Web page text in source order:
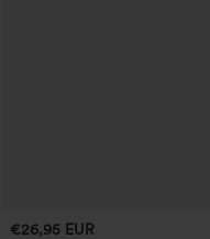
€26,95 EUR